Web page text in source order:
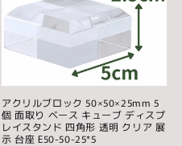
アクリルブロック 50×50×25mm 5
個 面取り ベース キューブ ディスプ
レイスタンド 四角形 透明 クリア 展
示 台座 E50-50-25*5